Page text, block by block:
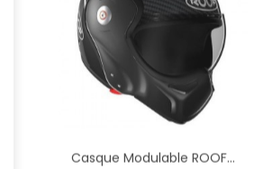
Casque Modulable ROOF...